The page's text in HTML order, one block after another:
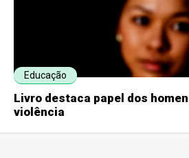
Educação
Livro destaca papel dos
violência